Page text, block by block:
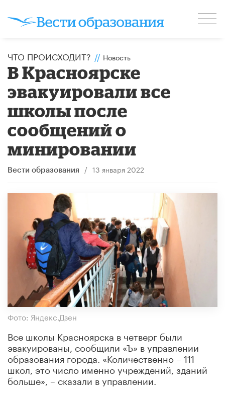
ЧТО ПРОИСХОДИТ? // Новость
В Красноярске
эвакуировали все
школы после
сообщений о
минировании
Вести образования / 13 января 2022
Фото: Яндекс.Дзен
Все школы Красноярска в четверг были
эвакуированы, сообщили «Ъ» в управлении
образования города. «Количественно – 111
школ, это число именно учреждений, зданий
больше», – сказали в управлении.